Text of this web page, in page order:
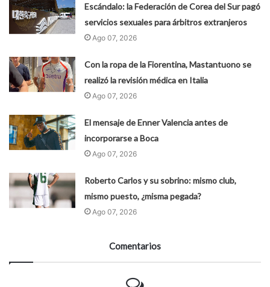
Escándalo: la Federación de Corea del Sur pagó
servicios sexuales para árbitros extranjeros
Ago 07, 2026
Con la ropa de la Fiorentina, Mastantuono se
realizó la revisión médica en Italia
Ago 07, 2026
El mensaje de Enner Valencia antes de
incorporarse a Boca
Ago 07, 2026
Roberto Carlos y su sobrino: mismo club,
mismo puesto, ¿misma pegada?
Ago 07, 2026
Comentarios